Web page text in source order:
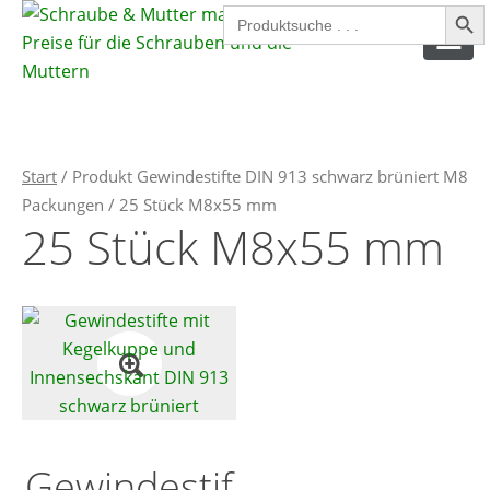
Search
for:
Search Button
SPANPLATTENSCHRAUBEN
INNENSECHSKANTSCHRAUBEN
SICHERUNGSMUTTERN
FEDERRINGE
Start / Produkt Gewindestifte DIN 913 schwarz brüniert M8
Packungen / 25 Stück M8x55 mm
25 Stück M8x55 mm